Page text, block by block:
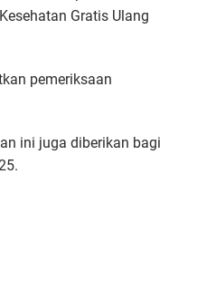
Gratis Ulang
pemeriksaan
ini juga diberikan bagi